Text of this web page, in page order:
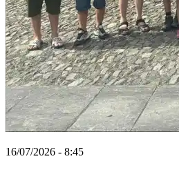
16/07/2026 - 8:45